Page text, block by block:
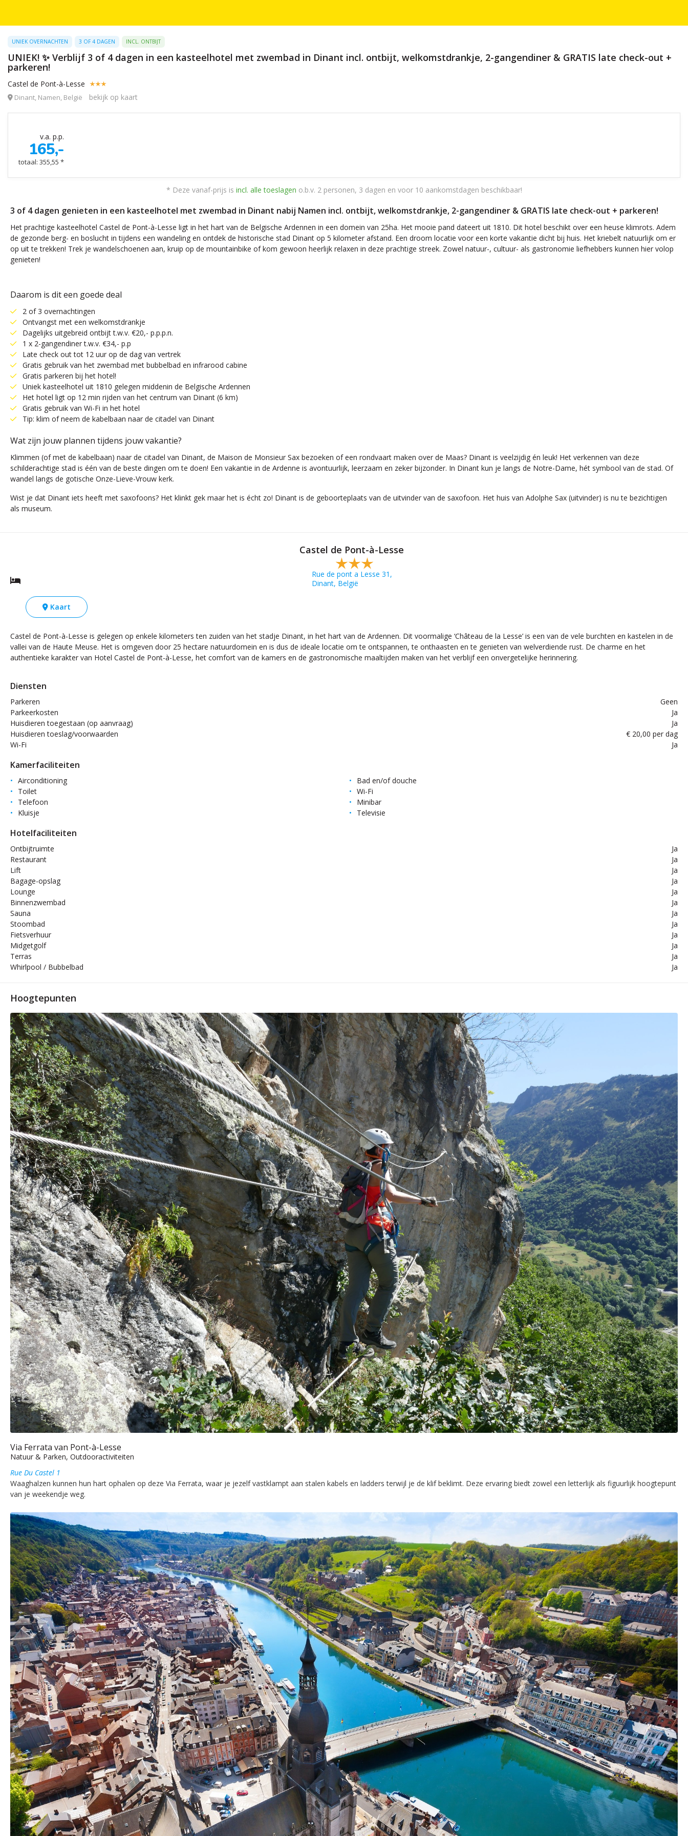
UNIEK OVERNACHTEN 3 OF 4 DAGEN INCL. ONTBIJT
UNIEK! ✨ Verblijf 3 of 4 dagen in een kasteelhotel met zwembad in Dinant incl. ontbijt, welkomstdrankje, 2-gangendiner & GRATIS late check-out +
parkeren!
Castel de Pont-à-Lesse
Dinant, Namen, België bekijk op kaart
v.a. p.p.
165,-
totaal: 355,55 *
* Deze vanaf-prijs is incl. alle toeslagen o.b.v. 2 personen, 3 dagen en voor 10 aankomstdagen beschikbaar!
3 of 4 dagen genieten in een kasteelhotel met zwembad in Dinant nabij Namen incl. ontbijt, welkomstdrankje, 2-gangendiner & GRATIS late check-out + parkeren!
Het prachtige kasteelhotel Castel de Pont-à-Lesse ligt in het hart van de Belgische Ardennen in een domein van 25ha. Het mooie pand dateert uit 1810. Dit hotel beschikt over een heuse klimrots. Adem
de gezonde berg- en boslucht in tijdens een wandeling en ontdek de historische stad Dinant op 5 kilometer afstand. Een droom locatie voor een korte vakantie dicht bij huis. Het kriebelt natuurlijk om er
op uit te trekken! Trek je wandelschoenen aan, kruip op de mountainbike of kom gewoon heerlijk relaxen in deze prachtige streek. Zowel natuur-, cultuur- als gastronomie liefhebbers kunnen hier volop
genieten!
Daarom is dit een goede deal
2 of 3 overnachtingen
Ontvangst met een welkomstdrankje
Dagelijks uitgebreid ontbijt t.w.v. €20,- p.p.p.n.
1 x 2-gangendiner t.w.v. €34,- p.p
Late check out tot 12 uur op de dag van vertrek
Gratis gebruik van het zwembad met bubbelbad en infrarood cabine
Gratis parkeren bij het hotel!
Uniek kasteelhotel uit 1810 gelegen middenin de Belgische Ardennen
Het hotel ligt op 12 min rijden van het centrum van Dinant (6 km)
Gratis gebruik van Wi-Fi in het hotel
Tip: klim of neem de kabelbaan naar de citadel van Dinant
Wat zijn jouw plannen tijdens jouw vakantie?
Klimmen (of met de kabelbaan) naar de citadel van Dinant, de Maison de Monsieur Sax bezoeken of een rondvaart maken over de Maas? Dinant is veelzijdig én leuk! Het verkennen van deze
schilderachtige stad is één van de beste dingen om te doen! Een vakantie in de Ardenne is avontuurlijk, leerzaam en zeker bijzonder. In Dinant kun je langs de Notre-Dame, hét symbool van de stad. Of
wandel langs de gotische Onze-Lieve-Vrouw kerk.
Wist je dat Dinant iets heeft met saxofoons? Het klinkt gek maar het is écht zo! Dinant is de geboorteplaats van de uitvinder van de saxofoon. Het huis van Adolphe Sax (uitvinder) is nu te bezichtigen
als museum.
Castel de Pont-à-Lesse
Rue de pont a Lesse 31,
Dinant, België
Kaart
Castel de Pont-à-Lesse is gelegen op enkele kilometers ten zuiden van het stadje Dinant, in het hart van de Ardennen. Dit voormalige ‘Château de la Lesse’ is een van de vele burchten en kastelen in de
vallei van de Haute Meuse. Het is omgeven door 25 hectare natuurdomein en is dus de ideale locatie om te ontspannen, te onthaasten en te genieten van welverdiende rust. De charme en het
authentieke karakter van Hotel Castel de Pont-à-Lesse, het comfort van de kamers en de gastronomische maaltijden maken van het verblijf een onvergetelijke herinnering.
Diensten
Parkeren
Geen
Parkeerkosten
Ja
Huisdieren toegestaan (op aanvraag)
Ja
Huisdieren toeslag/voorwaarden
€ 20,00 per dag
Wi-Fi
Ja
Kamerfaciliteiten
Airconditioning
Bad en/of douche
Toilet
Wi-Fi
Telefoon
Minibar
Kluisje
Televisie
Hotelfaciliteiten
Ontbijtruimte
Ja
Restaurant
Ja
Lift
Ja
Bagage-opslag
Ja
Lounge
Ja
Binnenzwembad
Ja
Sauna
Ja
Stoombad
Ja
Fietsverhuur
Ja
Midgetgolf
Ja
Terras
Ja
Whirlpool / Bubbelbad
Ja
Hoogtepunten
Via Ferrata van Pont-à-Lesse
Natuur & Parken, Outdooractiviteiten
Rue Du Castel 1
Waaghalzen kunnen hun hart ophalen op deze Via Ferrata, waar je jezelf vastklampt aan stalen kabels en ladders terwijl je de klif beklimt. Deze ervaring biedt zowel een letterlijk als figuurlijk hoogtepunt
van je weekendje weg.